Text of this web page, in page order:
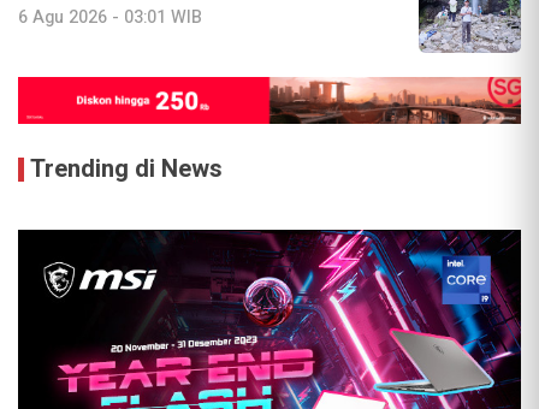
6 Agu 2026 - 03:01 WIB
Trending di News